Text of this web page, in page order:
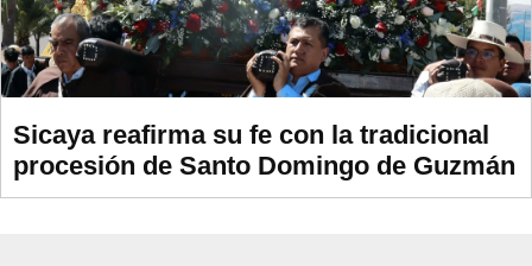
Sicaya reafirma su fe con la tradicional
procesión de Santo Domingo de Guzmán